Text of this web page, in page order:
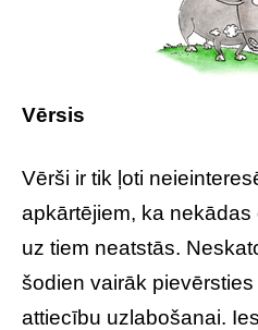
Vērsis
Vērši ir tik ļoti
apkārtējiem, ka
uz tiem neatstās.
šodien vairāk
attiecību uzlabošanai.